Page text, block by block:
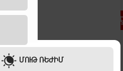
ՄՈՒԹ ՌԵԺԻՄ